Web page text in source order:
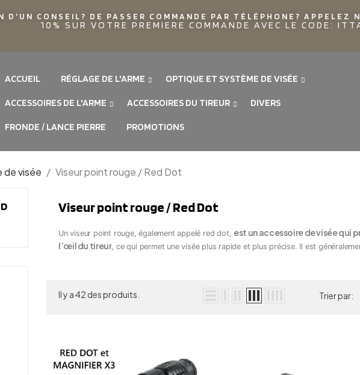
D'UN CONSEIL? DE PASSER COMMANDE PAR TÉLÉPHONE?
10% SUR VOTRE PREMIERE COMMANDE AVEC LE CODE:
ACCUEIL RÉGLAGE DE L'ARME OPTIQUE ET SYSTÈME DE VISÉE
ACCESSOIRES DE L'ARME ACCESSOIRES DU TIREUR DIVERS
FRONDE / LANCE PIERRE PROMOTIONS
visée Viseur point rouge / Red Dot
Viseur point rouge / Red Dot
Un viseur point rouge, également appelé red dot, est un accessoire de visée qui
l’œil du tireur, ce qui permet une visée plus rapide et plus précise. Il est
Il y a 42 des produits. Trier par: